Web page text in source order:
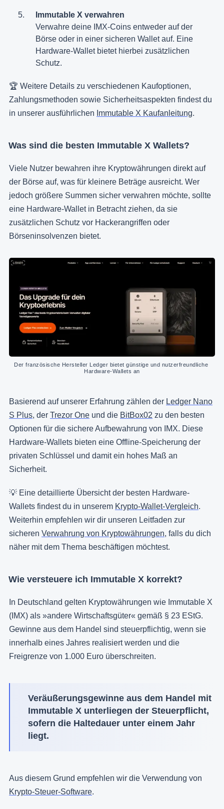
Immutable X verwahren
Verwahre deine IMX-Coins entweder auf der
Börse oder in einer sicheren Wallet auf. Eine
Hardware-Wallet bietet hierbei zusätzlichen
Schutz.
🏆 Weitere Details zu verschiedenen Kaufoptionen,
Zahlungsmethoden sowie Sicherheitsaspekten findest du
in unserer ausführlichen Immutable X Kaufanleitung.
Was sind die besten Immutable X Wallets?
Viele Nutzer bewahren ihre Kryptowährungen direkt auf
der Börse auf, was für kleinere Beträge ausreicht. Wer
jedoch größere Summen sicher verwahren möchte, sollte
eine Hardware-Wallet in Betracht ziehen, da sie
zusätzlichen Schutz vor Hackerangriffen oder
Börseninsolvenzen bietet.
Der französische Hersteller Ledger bietet günstige und nutzerfreundliche
Hardware-Wallets an
Basierend auf unserer Erfahrung zählen der Ledger Nano
S Plus, der Trezor One und die BitBox02 zu den besten
Optionen für die sichere Aufbewahrung von IMX. Diese
Hardware-Wallets bieten eine Offline-Speicherung der
privaten Schlüssel und damit ein hohes Maß an
Sicherheit.
💡 Eine detaillierte Übersicht der besten Hardware-
Wallets findest du in unserem Krypto-Wallet-Vergleich.
Weiterhin empfehlen wir dir unseren Leitfaden zur
sicheren Verwahrung von Kryptowährungen, falls du dich
näher mit dem Thema beschäftigen möchtest.
Wie versteuere ich Immutable X korrekt?
In Deutschland gelten Kryptowährungen wie Immutable X
(IMX) als »andere Wirtschaftsgüter« gemäß § 23 EStG.
Gewinne aus dem Handel sind steuerpflichtig, wenn sie
innerhalb eines Jahres realisiert werden und die
Freigrenze von 1.000 Euro überschreiten.
Veräußerungsgewinne aus dem Handel mit
Immutable X unterliegen der Steuerpflicht,
sofern die Haltedauer unter einem Jahr
liegt.
Aus diesem Grund empfehlen wir die Verwendung von
Krypto-Steuer-Software.